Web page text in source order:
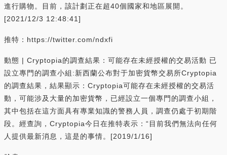
進行購物。目前，該計劃正在超40個國家和地區展開。
[2021/12/3 12:48:41]
推特：https://twitter.com/ndxfi
動態 | Cryptopia的調查結果：可能存在未經授權的交易活動 已
設立專門的調查小組:新西蘭公布對于加密貨幣交易所Cryptopia
的調查結果，結果顯示：Cryptopia可能存在未經授權的交易活
動，可能涉及大量的加密貨幣，已經設立一個專門的調查小組，
其中包括在這方面具有專業知識的警務人員，調查仍處于初期階
段。經查詢，Cryptopia今日在推特表示：“目前我們無法向任何
人提供最新消息，這是的事情。[2019/1/16]